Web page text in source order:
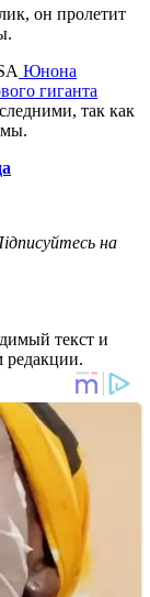
он пролетит
Юнона
гиганта
так как
на
текст и
редакции.